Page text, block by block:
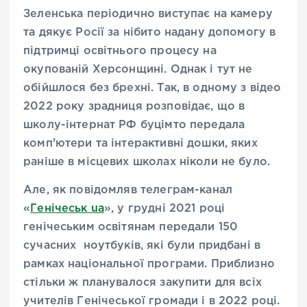
Зеленська періодично виступає на камеру
та дякує Росії за нібито надану допомогу в
підтримці освітнього процесу на
окупованій Херсонщині. Однак і тут не
обійшлося без брехні. Так, в одному з відео
2022 року зрадниця розповідає, що в
школу-інтернат РФ буцімто передала
комп’ютери та інтерактивні дошки, яких
раніше в місцевих школах ніколи не було.
Але, як повідомляв телеграм-канал
« Генічеськ ua», у грудні 2021 році
генічеським освітянам передали 150
сучасних ноутбуків, які були придбані в
рамках національної програми. Приблизно
стільки ж планувалося закупити для всіх
учителів Генічеської громади і в 2022 році.